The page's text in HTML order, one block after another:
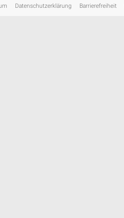
Datenschutzerklärung Barrierefreiheit